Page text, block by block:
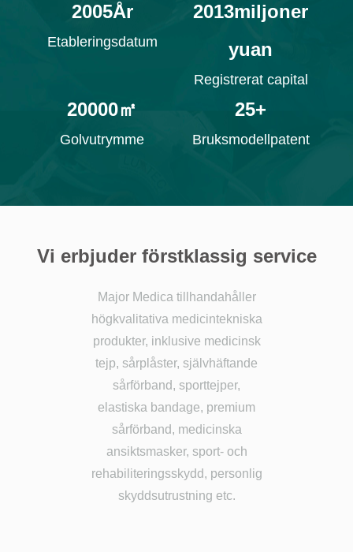
2005År
Etableringsdatum
2013miljoner
yuan
Registrerat capital
20000㎡
Golvutrymme
25+
Bruksmodellpatent
Vi erbjuder förstklassig service
Major Medica tillhandahåller
högkvalitativa medicintekniska
produkter, inklusive medicinsk
tejp, sårplåster, självhäftande
sårförband, sporttejper,
elastiska bandage, premium
sårförband, medicinska
ansiktsmasker, sport- och
rehabiliteringsskydd, personlig
skyddsutrustning etc.